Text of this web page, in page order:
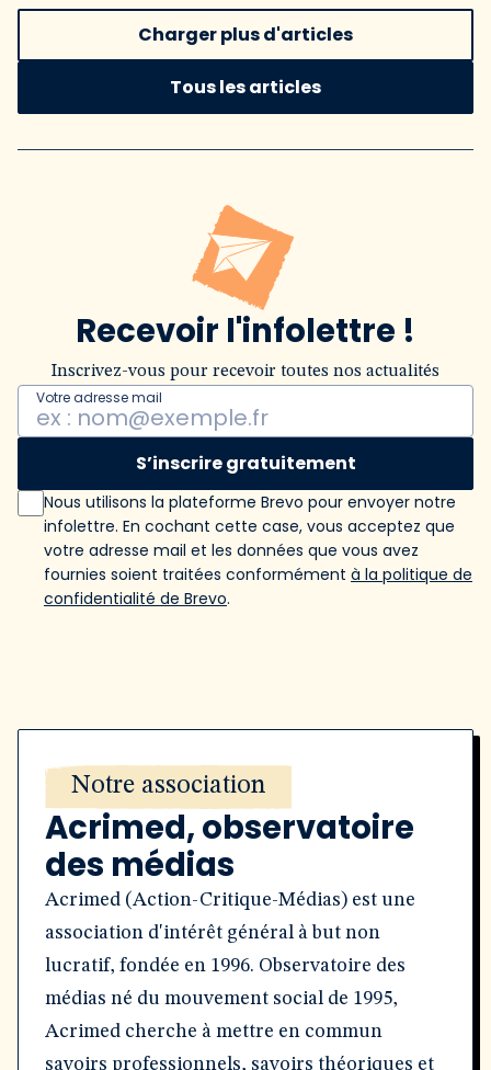
Charger plus d'articles
Tous les articles
Recevoir l'infolettre !
Inscrivez-vous pour recevoir toutes nos actualités
Votre adresse mail
S’inscrire gratuitement
Nous utilisons la plateforme Brevo pour envoyer notre
infolettre. En cochant cette case, vous acceptez que
votre adresse mail et les données que vous avez
fournies soient traitées conformément à la politique de
confidentialité de Brevo.
Notre association
Acrimed, observatoire
des médias
Acrimed (Action-Critique-Médias) est une
association d'intérêt général à but non
lucratif, fondée en 1996. Observatoire des
médias né du mouvement social de 1995,
Acrimed cherche à mettre en commun
savoirs professionnels, savoirs théoriques et